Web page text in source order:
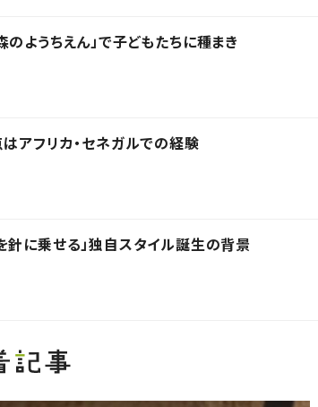
ようちえん」で子どもたちに種まき
アフリカ・セネガルでの経験
に乗せる」独自スタイル誕生の背景